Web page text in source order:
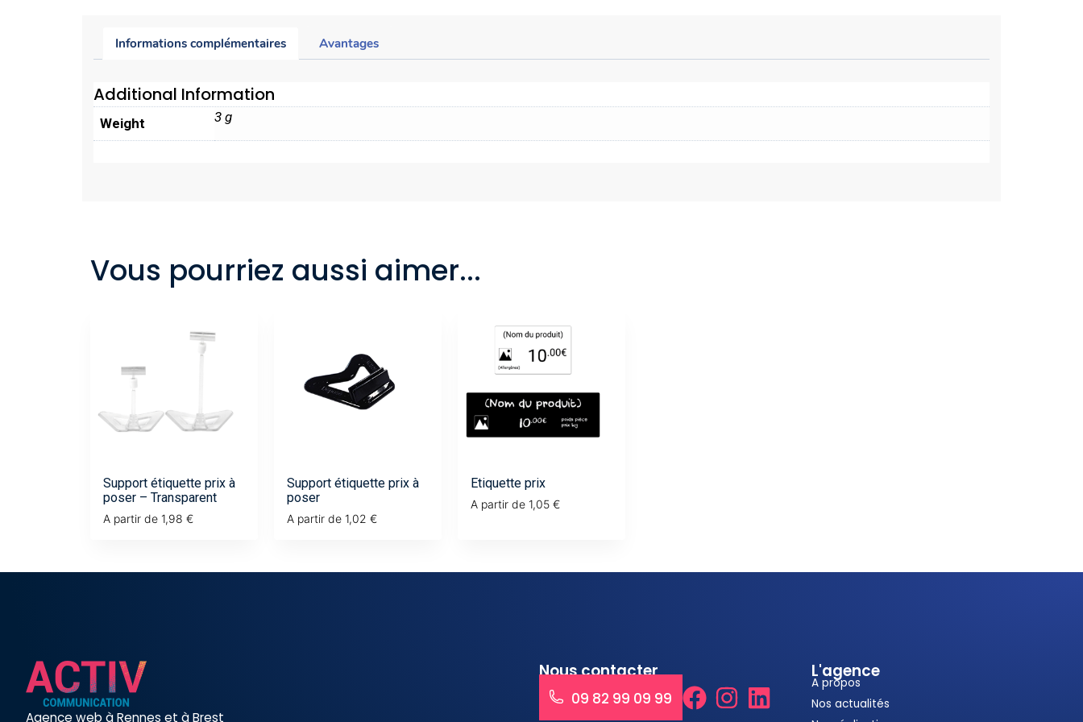
Informations complémentaires Avantages
Additional Information
Weight 3 g
Vous pourriez aussi aimer...
Support étiquette prix à
poser – Transparent
A partir de 1,98 €
Support étiquette prix à
poser
A partir de 1,02 €
Etiquette prix
A partir de 1,05 €
Agence web à Rennes et à Brest
Nous contacter
09 82 99 09 99
L'agence
A propos
Nos actualités